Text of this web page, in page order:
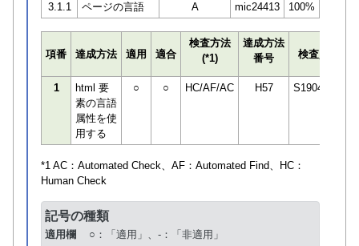
3.1.1
ページの言語 A mic24413 100%
項番 達成方法 適用 適合
検査方法
(*1)
達成方法
番号
検査員
1
html 要
素の言語
属性を使
用する
○ ○ HC/AF/AC H57 S190498
*1 AC： Automated Check、AF： Automated Find、HC：
Human Check
記号の種類
適用欄 ○：「適用」、-：「非適用」